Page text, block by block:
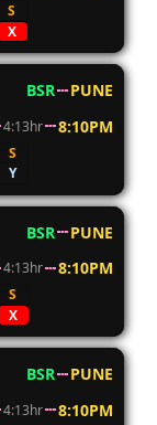
S
X
BSR
PUNE
4:13hr 8:10PM
S
Y
BSR
PUNE
4:13hr 8:10PM
S
X
BSR
PUNE
4:13hr 8:10PM